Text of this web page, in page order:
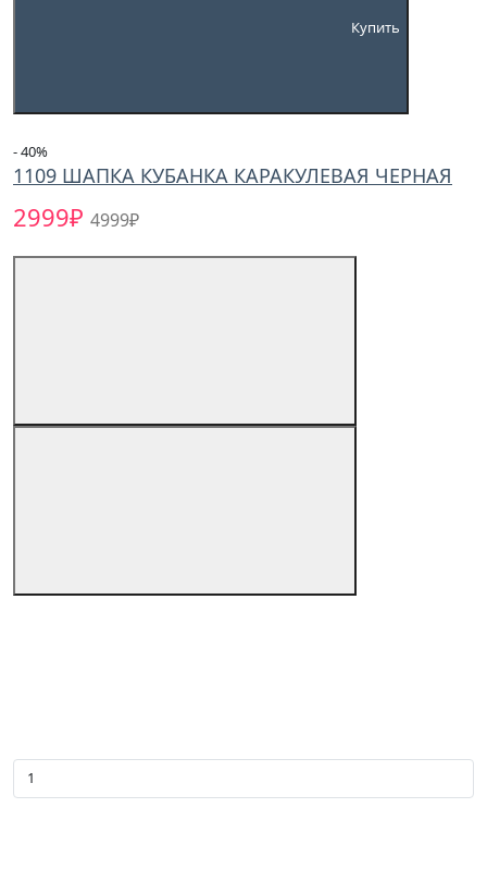
Купить
- 40%
1109 ШАПКА КУБАНКА КАРАКУЛЕВАЯ ЧЕРНАЯ
2999₽ 4999₽